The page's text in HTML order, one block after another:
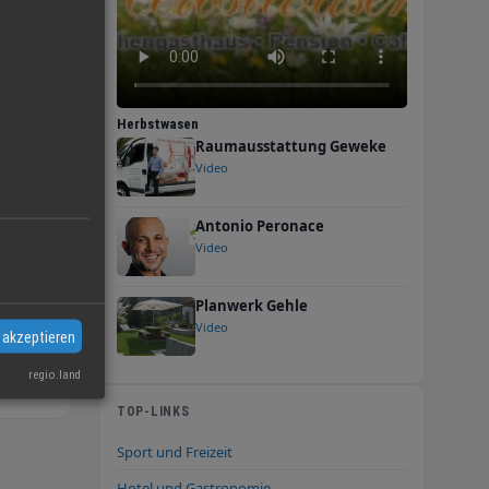
Herbstwasen
Raumausstattung Geweke
Video
Antonio Peronace
Video
Planwerk Gehle
Video
TOP-LINKS
Sport und Freizeit
regio.land